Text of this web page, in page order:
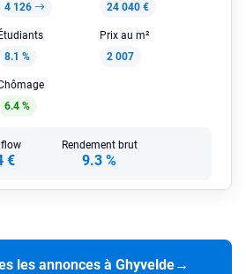
4 126
24 040 €
Étudiants
8.1 %
Prix au m²
2 007
6.4 %
€
Rendement brut
9.3 %
les annonces à Ghyvelde→